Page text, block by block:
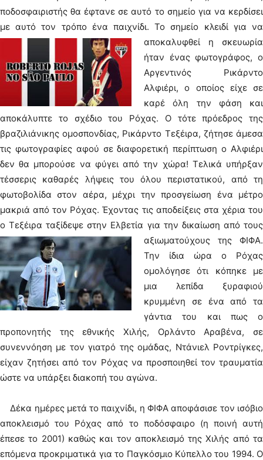
ποδοσφαιριστής θα έφτανε σε αυτό το σημείο για να κερδίσει
με αυτό τον τρόπο ένα παιχνίδι. Το σημείο κλειδί για να
αποκαλυφθεί η σκευωρία
ήταν ένας φωτογράφος, ο
Αργεντινός Ρικάρντο
Αλφιέρι, ο οποίος είχε σε
καρέ όλη την φάση και
αποκάλυπτε το σχέδιο του Ρόχας. Ο τότε πρόεδρος της
βραζιλιάνικης ομοσπονδίας, Ρικάρντο Τεξέιρα, ζήτησε άμεσα
τις φωτογραφίες αφού σε διαφορετική περίπτωση ο Αλφιέρι
δεν θα μπορούσε να φύγει από την χώρα! Τελικά υπήρξαν
τέσσερις καθαρές λήψεις του όλου περιστατικού, από τη
φωτοβολίδα στον αέρα, μέχρι την προσγείωση ένα μέτρο
μακριά από τον Ρόχας. Έχοντας τις αποδείξεις στα χέρια του
ο Τεξέιρα ταξίδεψε στην Ελβετία για την δικαίωση από τους
αξιωματούχους της ΦΙΦΑ.
Την ίδια ώρα ο Ρόχας
ομολόγησε ότι κόπηκε με
μια λεπίδα ξυραφιού
κρυμμένη σε ένα από τα
γάντια του και πως ο
προπονητής της εθνικής Χιλής, Ορλάντο Αραβένα, σε
συνεννόηση με τον γιατρό της ομάδας, Ντάνιελ Ροντρίγκες,
είχαν ζητήσει από τον Ρόχας να προσποιηθεί τον τραυματία
ώστε να υπάρξει διακοπή του αγώνα.
Δέκα ημέρες μετά το παιχνίδι, η ΦΙΦΑ αποφάσισε τον ισόβιο
αποκλεισμό του Ρόχας από το ποδόσφαιρο (η ποινή αυτή
έπεσε το 2001) καθώς και τον αποκλεισμό της Χιλής από τα
επόμενα προκριματικά για το Παγκόσμιο Κύπελλο του 1994. Ο